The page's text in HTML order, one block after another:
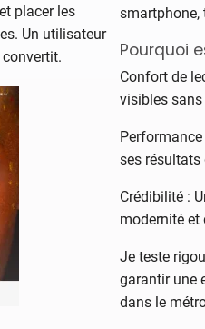
placer les
Un utilisateur
smartphone,
Pourquoi
Confort de
visibles sans
ses résultats
Crédibilité :
modernité et
Je teste
garantir une
dans le